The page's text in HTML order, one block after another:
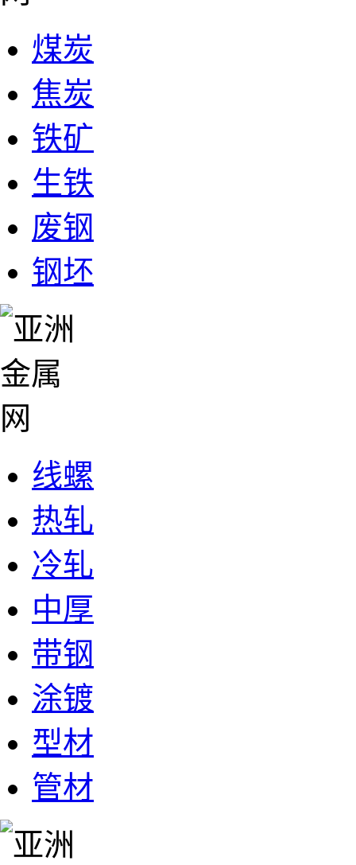
煤炭
焦炭
铁矿
生铁
废钢
钢坯
线螺
热轧
冷轧
中厚
带钢
涂镀
型材
管材